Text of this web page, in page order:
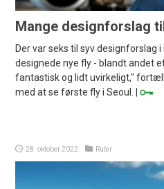
Mange designforslag
Der var seks til syv designforslag
designede nye fly - blandt andet
fantastisk og lidt uvirkeligt,"
med at se første fly i Seoul. |
28. oktober 2022 Ruter